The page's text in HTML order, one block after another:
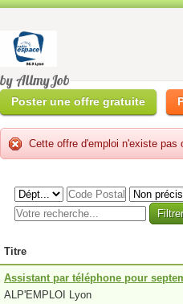
by AllmyJob
Poster une offre gratuite
Cette offre d'emploi n'existe pas
Titre
Assistant par téléphone pour
ALP'EMPLOI Lyon